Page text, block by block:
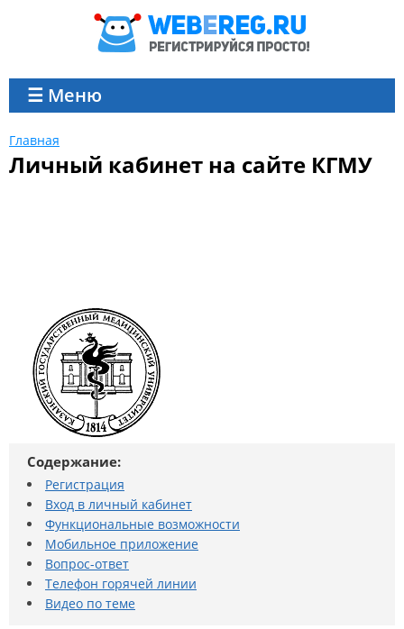
☰ Меню
Главная
Личный кабинет на сайте КГМУ
Содержание:
Регистрация
Вход в личный кабинет
Функциональные возможности
Мобильное приложение
Вопрос-ответ
Телефон горячей линии
Видео по теме